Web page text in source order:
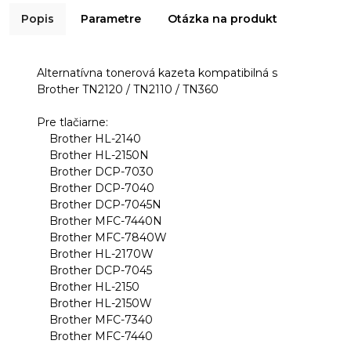
Popis Parametre Otázka na produkt
Alternatívna tonerová kazeta kompatibilná s
Brother TN2120 / TN2110 / TN360
Pre tlačiarne:
Brother HL-2140
Brother HL-2150N
Brother DCP-7030
Brother DCP-7040
Brother DCP-7045N
Brother MFC-7440N
Brother MFC-7840W
Brother HL-2170W
Brother DCP-7045
Brother HL-2150
Brother HL-2150W
Brother MFC-7340
Brother MFC-7440